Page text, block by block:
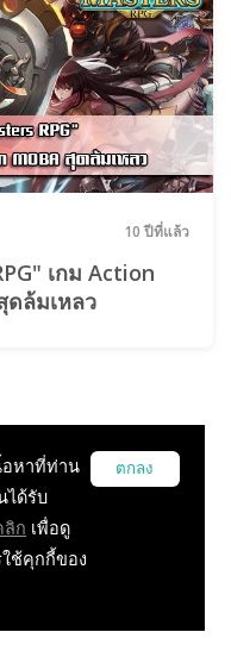
10 ปีที่แล้ว
เกม Action
ดล้มเหลว
อหาที่ท่าน
ได้รับ
ลิก เพื่อดู
ช้คุกกี้ของ
ตกลง